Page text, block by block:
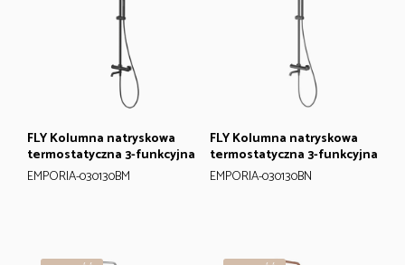
FLY Kolumna natryskowa
termostatyczna 3-funkcyjna
EMPORIA-030130BM
FLY Kolumna natryskowa
termostatyczna 3-funkcyjna
EMPORIA-030130BN